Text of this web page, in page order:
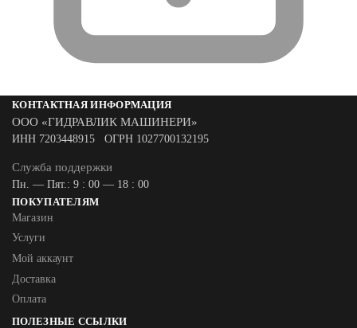
КОНТАКТНАЯ ИНФОРМАЦИЯ
ООО «ГИДРАВЛИК МАШИНЕРИ»
ИНН 7203448915 ОГРН 1027700132195
Служба поддержки
Пн. — Пят.: 9 : 00 — 18 : 00
ПОКУПАТЕЛЯМ
Магазин
Услуги
Мой аккаунт
Доставка
Оплата
ПОЛЕЗНЫЕ ССЫЛКИ